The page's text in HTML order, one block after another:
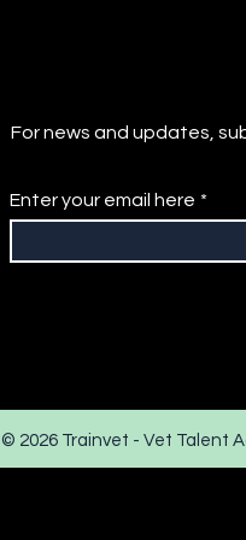
For news and updates,
Enter your email here *
© 2026 Trainvet - Vet Talent